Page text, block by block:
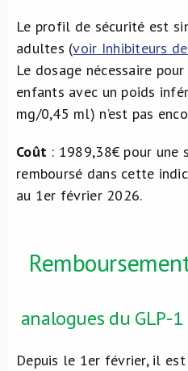
Le profil de sécurité est
adultes (voir Inhibiteurs
Le dosage nécessaire
enfants avec un poids
mg/0,45 ml) n’est pas
Coût : 1989,38€ pour une
remboursé dans cette
au 1er février 2026.
analogues du GLP-1
Depuis le 1er février, il est